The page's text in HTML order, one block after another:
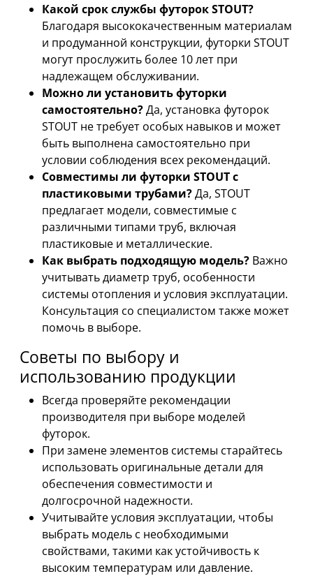
Какой срок службы футорок STOUT?
Благодаря высококачественным материалам
и продуманной конструкции, футорки STOUT
могут прослужить более 10 лет при
надлежащем обслуживании.
Можно ли установить футорки
самостоятельно?Да, установка футорок
STOUT не требует особых навыков и может
быть выполнена самостоятельно при
условии соблюдения всех рекомендаций.
Совместимы ли футорки STOUT с
пластиковыми трубами?Да, STOUT
предлагает модели, совместимые с
различными типами труб, включая
пластиковые и металлические.
Как выбрать подходящую модель? Важно
учитывать диаметр труб, особенности
системы отопления и условия эксплуатации.
Консультация со специалистом также может
помочь в выборе.
Советы по выбору и
использованию продукции
Всегда проверяйте рекомендации
производителя при выборе моделей
футорок.
При замене элементов системы старайтесь
использовать оригинальные детали для
обеспечения совместимости и
долгосрочной надежности.
Учитывайте условия эксплуатации, чтобы
выбрать модель с необходимыми
свойствами, такими как устойчивость к
высоким температурам или давление.